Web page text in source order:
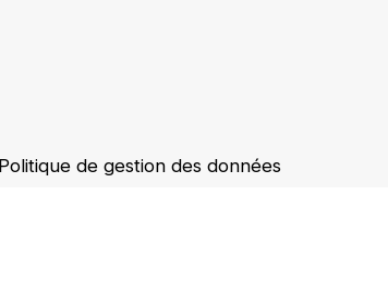
Politique de gestion des données